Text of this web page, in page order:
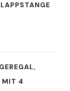
MIT 4